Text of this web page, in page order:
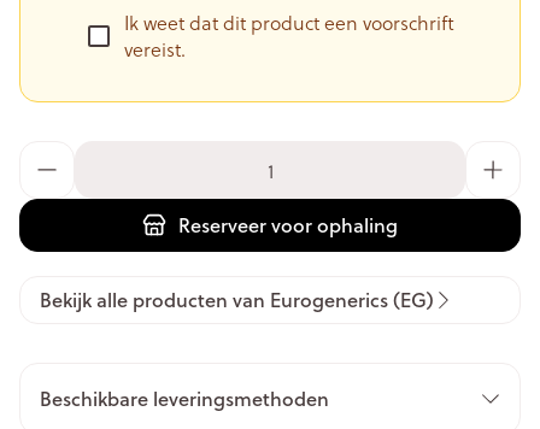
Ik weet dat dit product een voorschrift
vereist.
Reserveervoor ophaling
Bekijk alle producten van Eurogenerics (EG)
Beschikbare leveringsmethoden